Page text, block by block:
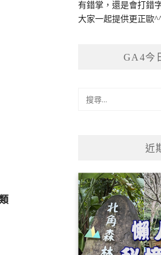
有錯掌，還是會打錯
大家一起提供更正歐
GA4今
近